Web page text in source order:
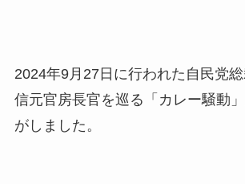
2024年9月27日に行われた自民党
信元官房長官を巡る「カレー騒動
がしました。